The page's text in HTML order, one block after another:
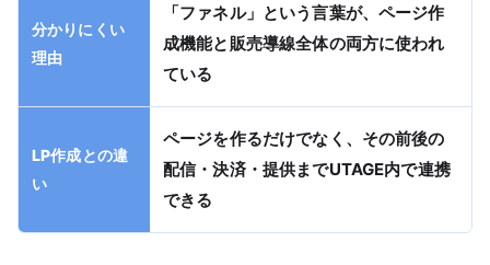
分かりにくい
理由
「ファネル」という言葉が、ページ作
成機能と販売導線全体の両方に使われ
ている
LP作成との違
い
ページを作るだけでなく、その前後の
配信・決済・提供までUTAGE内で連携
できる